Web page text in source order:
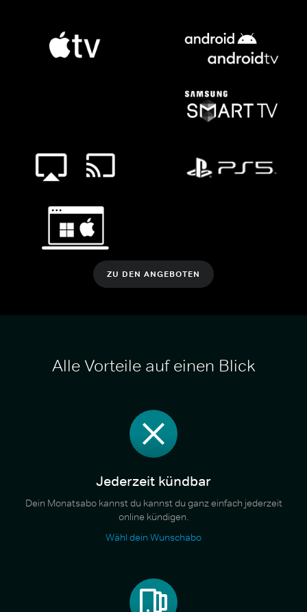
ZU DEN ANGEBOTEN
Alle Vorteile auf einen Blick
Jederzeit kündbar
Dein Monatsabo kannst du kannst du ganz einfach jederzeit
online kündigen.
Wähl dein Wunschabo